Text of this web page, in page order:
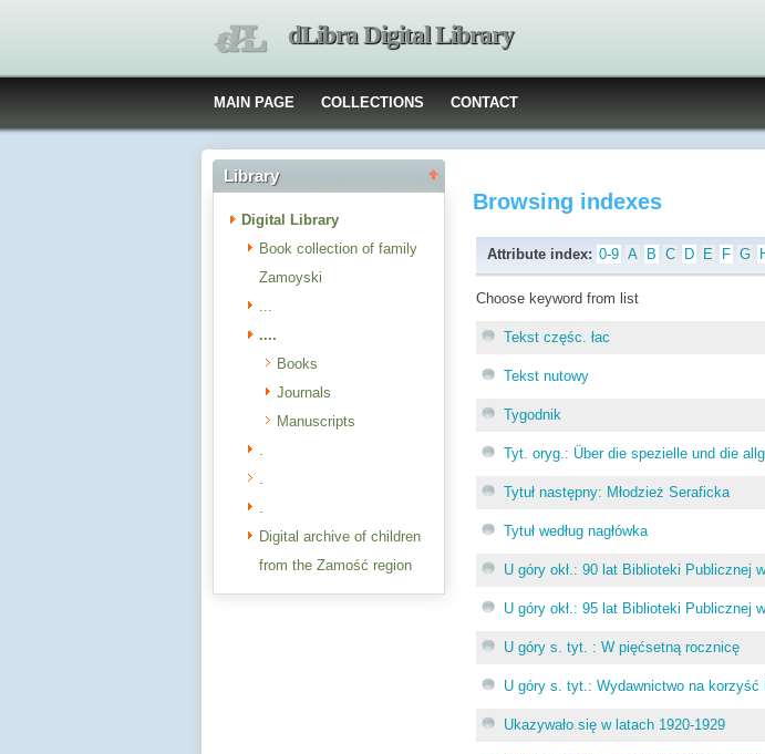
dLibra Digital Library
MAIN PAGE COLLECTIONS CONTACT
Library
Digital Library
Book collection of family
Zamoyski
...
....
Books
Journals
Manuscripts
.
.
.
Digital archive of children
from the Zamość region
Browsing indexes
Attribute index: 0-9 A B C D E F G
Choose keyword from list
Tekst częśc. łac
Tekst nutowy
Tygodnik
Tyt. oryg.: Über die spezielle und die
Tytuł następny: Młodzież Seraficka
Tytuł według nagłówka
U góry okł.: 90 lat Biblioteki Publicznej
U góry okł.: 95 lat Biblioteki Publicznej
U góry s. tyt. : W pięćsetną rocznicę
U góry s. tyt.: Wydawnictwo na korzyść
Ukazywało się w latach 1920-1929